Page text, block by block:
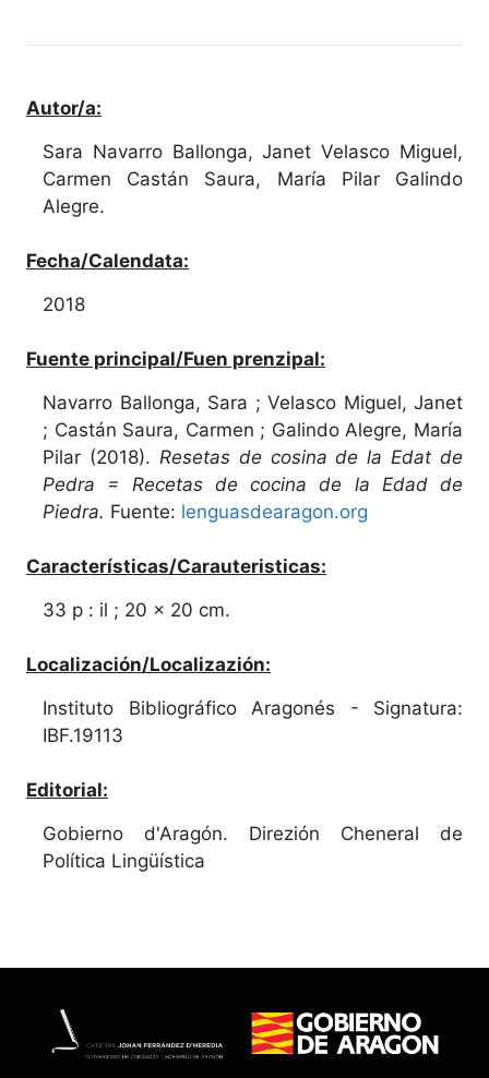
Autor/a:
Sara Navarro Ballonga, Janet Velasco Miguel,
Carmen Castán Saura, María Pilar Galindo
Alegre.
Fecha/Calendata:
2018
Fuente principal/Fuen prenzipal:
Navarro Ballonga, Sara ; Velasco Miguel, Janet
; Castán Saura, Carmen ; Galindo Alegre, María
Pilar (2018). Resetas de cosina de la Edat de
Pedra = Recetas de cocina de la Edad de
Piedra. Fuente: lenguasdearagon.org
Características/Carauteristicas:
33 p : il ; 20 x 20 cm.
Localización/Localizazión:
Instituto Bibliográfico Aragonés - Signatura:
IBF.19113
Editorial:
Gobierno d'Aragón. Direzión Cheneral de
Política Lingüística